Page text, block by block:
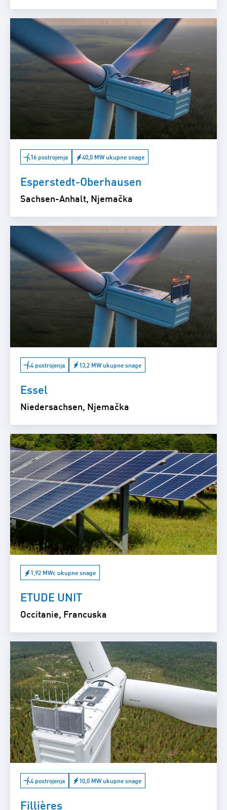
16 postrojenja 40,0 MW ukupne snage
Esperstedt-Oberhausen
Sachsen-Anhalt, Njemačka
4 postrojenja 13,2 MW ukupne snage
Essel
Niedersachsen, Njemačka
1,92 MWc ukupne snage
ETUDE UNIT
Occitanie, Francuska
4 postrojenja 10,0 MW ukupne snage
Fillières